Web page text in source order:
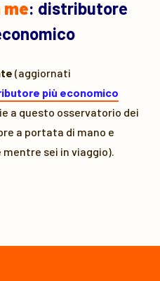
me: distributore
(aggiornati
più economico
a questo osservatorio dei
a portata di mano e
sei in viaggio).